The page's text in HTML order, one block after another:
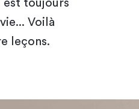
est toujours
Voilà
leçons.